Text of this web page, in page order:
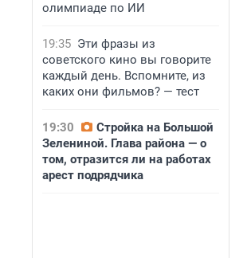
олимпиаде по ИИ
19:35 Эти фразы из
советского кино вы говорите
каждый день. Вспомните, из
каких они фильмов? — тест
19:30
Стройка на Большой
Зелениной. Глава района — о
том, отразится ли на работах
арест подрядчика